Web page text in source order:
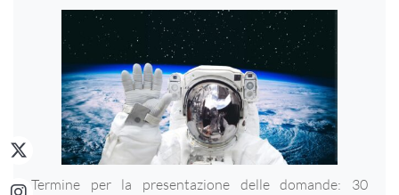
Termine per la presentazione delle domande: 30